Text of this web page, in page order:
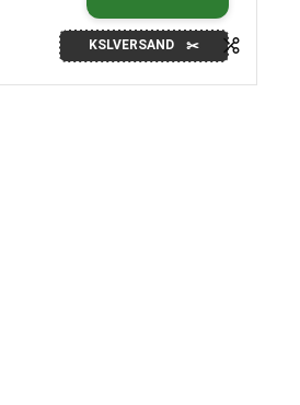
KSLVERSAND